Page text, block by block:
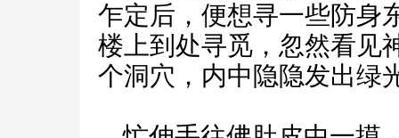
乍定后，便想寻一些防身
楼上到处寻觅，忽然看见
个洞穴，内中隐隐发出绿